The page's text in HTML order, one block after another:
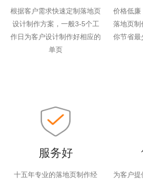
根据客户需求快速定制落地页
设计制作方案，一般3-5个工
作日为客户设计制作好相应的
单页
价格低廉
落地页制
你节省最
服务好
十五年专业的落地页制作经
为客户提